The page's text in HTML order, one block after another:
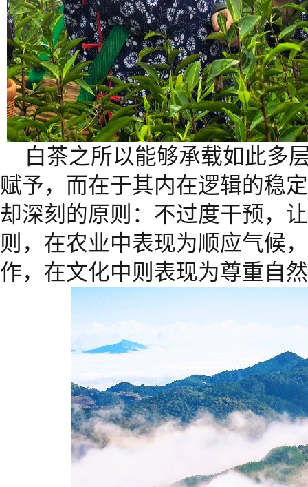
白茶之所以能够承载如此多
赋予，而在于其内在逻辑的稳
却深刻的原则：不过度干预，
则，在农业中表现为顺应气候
作，在文化中则表现为尊重自